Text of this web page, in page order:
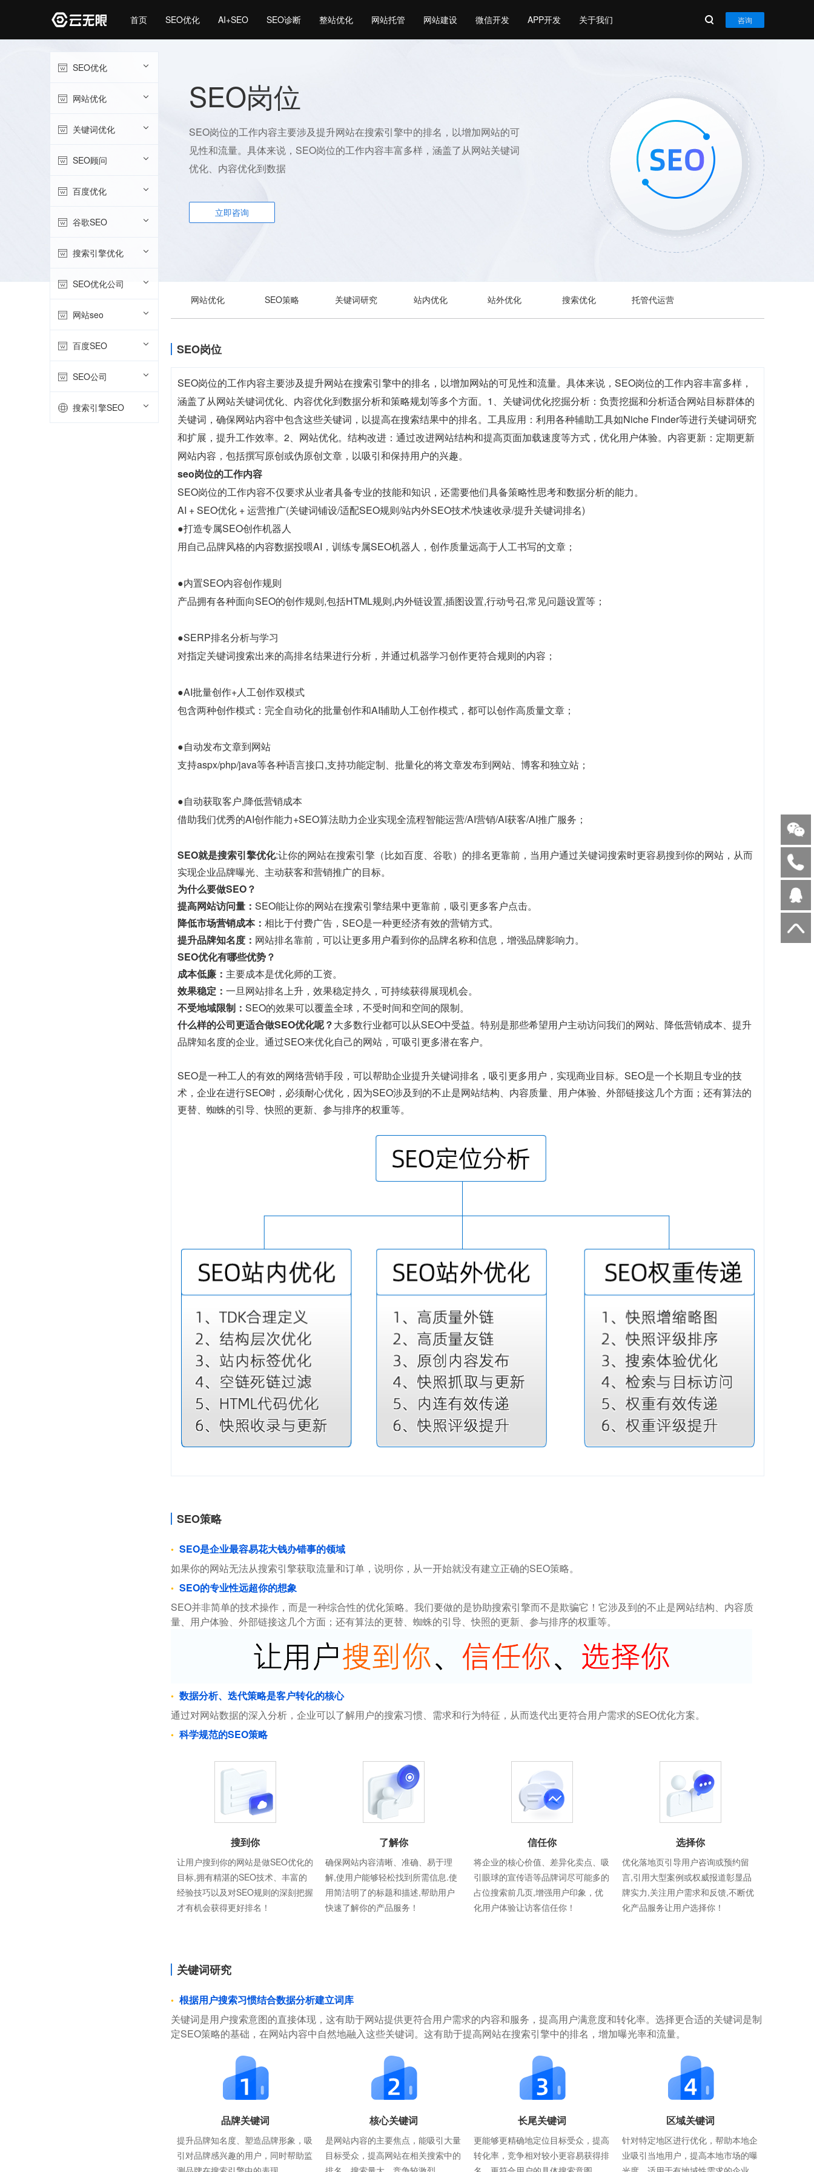
首页 SEO优化 AI+SEO SEO诊断 整站优化 网站托管 网站建设 微信开发 APP开发 关于我们 咨询
SEO岗位
SEO岗位的工作内容主要涉及提升网站在搜索引擎中的排名，以增加网站的可
见性和流量。具体来说，SEO岗位的工作内容丰富多样，涵盖了从网站关键词
优化、内容优化到数据
立即咨询
SEO优化
网站优化
关键词优化
SEO顾问
百度优化
谷歌SEO
搜索引擎优化
SEO优化公司
网站seo
百度SEO
SEO公司
搜索引擎SEO
网站优化 SEO策略 关键词研究 站内优化 站外优化 搜索优化 托管代运营
SEO岗位
SEO岗位的工作内容主要涉及提升网站在搜索引擎中的排名，以增加网站的可见性和流量。具体来说，SEO岗位的工作内容丰富多样，
涵盖了从网站关键词优化、内容优化到数据分析和策略规划等多个方面。1、关键词优化挖掘分析：负责挖掘和分析适合网站目标群体的
关键词，确保网站内容中包含这些关键词，以提高在搜索结果中的排名。工具应用：利用各种辅助工具如Niche Finder等进行关键词研究
和扩展，提升工作效率。2、网站优化。结构改进：通过改进网站结构和提高页面加载速度等方式，优化用户体验。内容更新：定期更新
网站内容，包括撰写原创或伪原创文章，以吸引和保持用户的兴趣。
seo岗位的工作内容
SEO岗位的工作内容不仅要求从业者具备专业的技能和知识，还需要他们具备策略性思考和数据分析的能力。
AI + SEO优化 + 运营推广(关键词铺设/适配SEO规则/站内外SEO技术/快速收录/提升关键词排名)
●打造专属SEO创作机器人
用自己品牌风格的内容数据投喂AI，训练专属SEO机器人，创作质量远高于人工书写的文章；
●内置SEO内容创作规则
产品拥有各种面向SEO的创作规则,包括HTML规则,内外链设置,插图设置,行动号召,常见问题设置等；
●SERP排名分析与学习
对指定关键词搜索出来的高排名结果进行分析，并通过机器学习创作更符合规则的内容；
●AI批量创作+人工创作双模式
包含两种创作模式：完全自动化的批量创作和AI辅助人工创作模式，都可以创作高质量文章；
●自动发布文章到网站
支持aspx/php/java等各种语言接口,支持功能定制、批量化的将文章发布到网站、博客和独立站；
●自动获取客户,降低营销成本
借助我们优秀的AI创作能力+SEO算法助力企业实现全流程智能运营/AI营销/AI获客/AI推广服务；
SEO就是搜索引擎优化:让你的网站在搜索引擎（比如百度、谷歌）的排名更靠前，当用户通过关键词搜索时更容易搜到你的网站，从而
实现企业品牌曝光、主动获客和营销推广的目标。
为什么要做SEO？
提高网站访问量： SEO能让你的网站在搜索引擎结果中更靠前，吸引更多客户点击。
降低市场营销成本： 相比于付费广告，SEO是一种更经济有效的营销方式。
提升品牌知名度： 网站排名靠前，可以让更多用户看到你的品牌名称和信息，增强品牌影响力。
SEO优化有哪些优势？
成本低廉： 主要成本是优化师的工资。
效果稳定： 一旦网站排名上升，效果稳定持久，可持续获得展现机会。
不受地域限制： SEO的效果可以覆盖全球，不受时间和空间的限制。
什么样的公司更适合做SEO优化呢？大多数行业都可以从SEO中受益。特别是那些希望用户主动访问我们的网站、降低营销成本、提升
品牌知名度的企业。通过SEO来优化自己的网站，可吸引更多潜在客户。
SEO是一种工人的有效的网络营销手段，可以帮助企业提升关键词排名，吸引更多用户，实现商业目标。SEO是一个长期且专业的技
术，企业在进行SEO时，必须耐心优化，因为SEO涉及到的不止是网站结构、内容质量、用户体验、外部链接这几个方面；还有算法的
更替、蜘蛛的引导、快照的更新、参与排序的权重等。
SEO策略
SEO是企业最容易花大钱办错事的领域
如果你的网站无法从搜索引擎获取流量和订单，说明你，从一开始就没有建立正确的SEO策略。
SEO的专业性远超你的想象
SEO并非简单的技术操作，而是一种综合性的优化策略。我们要做的是协助搜索引擎而不是欺骗它！它涉及到的不止是网站结构、内容质
量、用户体验、外部链接这几个方面；还有算法的更替、蜘蛛的引导、快照的更新、参与排序的权重等。
数据分析、迭代策略是客户转化的核心
通过对网站数据的深入分析，企业可以了解用户的搜索习惯、需求和行为特征，从而迭代出更符合用户需求的SEO优化方案。
科学规范的SEO策略
搜到你
让用户搜到你的网站是做SEO优化的
目标,拥有精湛的SEO技术、丰富的
经验技巧以及对SEO规则的深刻把握
才有机会获得更好排名！
了解你
确保网站内容清晰、准确、易于理
解,使用户能够轻松找到所需信息.使
用简洁明了的标题和描述,帮助用户
快速了解你的产品服务！
信任你
将企业的核心价值、差异化卖点、吸
引眼球的宣传语等品牌词尽可能多的
占位搜索前几页,增强用户印象，优
化用户体验让访客信任你！
选择你
优化落地页引导用户咨询或预约留
言,引用大型案例或权威报道彰显品
牌实力,关注用户需求和反馈,不断优
化产品服务让用户选择你！
关键词研究
根据用户搜索习惯结合数据分析建立词库
关键词是用户搜索意图的直接体现，这有助于网站提供更符合用户需求的内容和服务，提高用户满意度和转化率。选择更合适的关键词是制
定SEO策略的基础，在网站内容中自然地融入这些关键词。这有助于提高网站在搜索引擎中的排名，增加曝光率和流量。
品牌关键词
提升品牌知名度、塑造品牌形象，吸
引对品牌感兴趣的用户，同时帮助监
核心关键词
是网站内容的主要焦点，能吸引大量
目标受众，提高网站在相关搜索中的
长尾关键词
更能够更精确地定位目标受众，提高
转化率，竞争相对较小更容易获得排
区域关键词
针对特定地区进行优化，帮助本地企
业吸引当地用户，提高本地市场的曝